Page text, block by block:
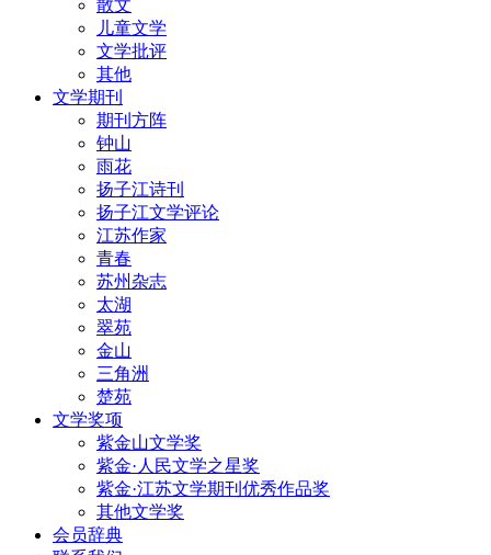
散文
儿童文学
文学批评
其他
文学期刊
期刊方阵
钟山
雨花
扬子江诗刊
扬子江文学评论
江苏作家
青春
苏州杂志
太湖
翠苑
金山
三角洲
楚苑
文学奖项
紫金山文学奖
紫金·人民文学之星奖
紫金·江苏文学期刊优秀作品奖
其他文学奖
会员辞典